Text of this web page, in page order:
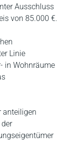
Ausschluss
von 85.000 €.
Linie
in Wohnräume
anteiligen